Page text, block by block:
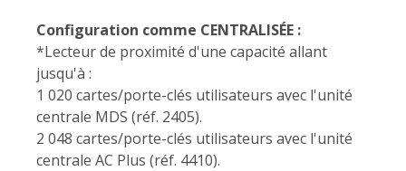
Configuration comme CENTRALISÉE :
*Lecteur de proximité d'une capacité allant
jusqu'à :
1 020 cartes/porte-clés utilisateurs avec l'unité
centrale MDS (réf. 2405).
2 048 cartes/porte-clés utilisateurs avec l'unité
centrale AC Plus (réf. 4410).